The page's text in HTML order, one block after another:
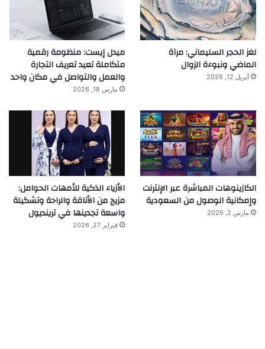
لغز الحجر السليماني: مرآة
الماضي ونبوءة الزوال
أبريل 12, 2026
ميدل إيست: منظومة رقمية
متكاملة تعيد تعريف التجارة
والعمل والتواصل في مكان واحد
مارس 18, 2026
الكازينوهات المباشرة عبر الإنترنت
وإمكانية الوصول من السعودية
مارس 2, 2026
الأزياء الذكية للأمهات الحوامل:
مزيج من الأناقة والراحة وتشكيلة
واسعة تجدينها في ترينديول
فبراير 27, 2026